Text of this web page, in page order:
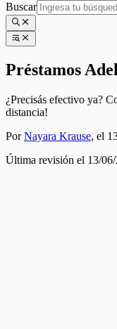
Buscar
Préstamos
¿Precisás efectivo ya?
distancia!
PorNayara Krause, el
Última revisión el 13/